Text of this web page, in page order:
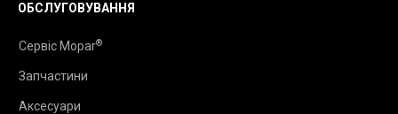
ОБСЛУГОВУВАННЯ
Сервіс Mopar®
Запчастини
Аксесуари